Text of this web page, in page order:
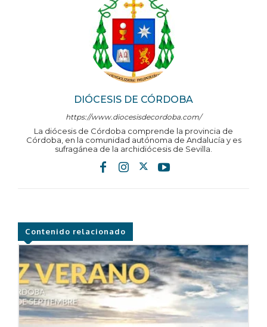
DIÓCESIS DE CÓRDOBA
https://www.diocesisdecordoba.com/
La diócesis de Córdoba comprende la provincia de
Córdoba, en la comunidad autónoma de Andalucía y es
sufragánea de la archidiócesis de Sevilla.
Contenido relacionado